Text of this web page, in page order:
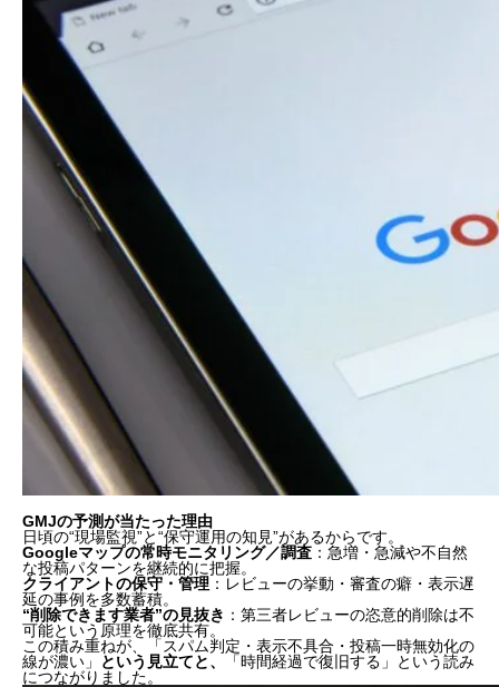
GMJの予測が当たった理由
日頃の“現場監視”と“保守運用の知見”があるからです。
Googleマップの常時モニタリング／調査 ：急増・急減や不自然
な投稿パターンを継続的に把握。
クライアントの保守・管理 ：レビューの挙動・審査の癖・表示遅
延の事例を多数蓄積。
“削除できます業者”の見抜き ：第三者レビューの恣意的削除は不
可能という原理を徹底共有。
この積み重ねが、「スパム判定・表示不具合・投稿一時無効化の
線が濃い」
という見立てと、
「時間経過で復旧する」という読み
につながりました。